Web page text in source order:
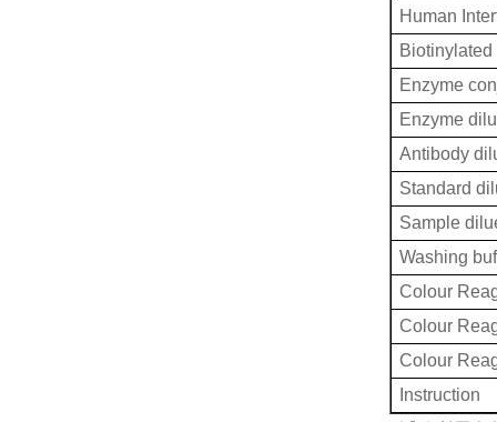
Human
Enzyme
Enzyme
Antibody
Standard
Sample
Washing
Colour
Colour
Colour
Instruction